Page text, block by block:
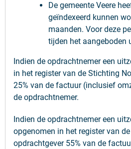
De gemeente Veere
geïndexeerd kunnen
maanden. Voor deze
tijden het aangeboden
Indien de opdrachtnemer een
in het register van de Stichting
25% van de factuur (inclusief
de opdrachtnemer.
Indien de opdrachtnemer een
opgenomen in het register van
opdrachtgever 55% van de